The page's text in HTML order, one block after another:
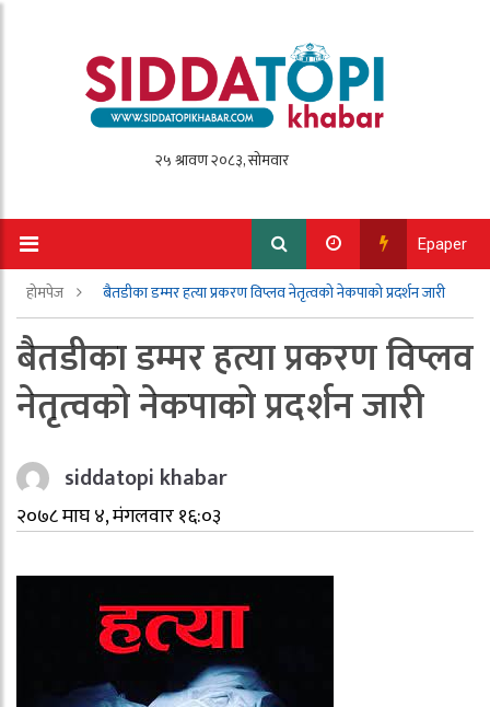
Epaper
होमपेज बैतडीका डम्मर हत्या प्रकरण विप्लव नेतृत्वको नेकपाको प्रदर्शन जारी
बैतडीका डम्मर हत्या प्रकरण विप्लव
नेतृत्वको नेकपाको प्रदर्शन जारी
siddatopi khabar
२०७८ माघ ४, मंगलवार १६:०३